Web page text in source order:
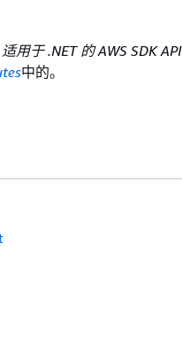
适用于 .NET 的 AWS SDK
中的。